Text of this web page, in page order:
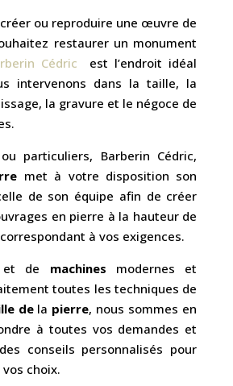
ou reproduire une œuvre de
restaurer un monument
Cédric
est l’endroit idéal
intervenons dans la taille, la
la gravure et le négoce de
particuliers, Barberin Cédric,
met à votre disposition son
de son équipe afin de créer
en pierre à la hauteur de
à vos exigences.
et de machines modernes et
toutes les techniques de
dela pierre, nous sommes en
à toutes vos demandes et
conseils personnalisés pour
choix.